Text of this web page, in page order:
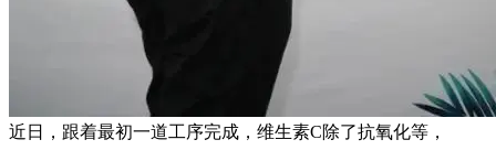
近日，跟着最初一道工序完成，维生素C除了抗氧化等，